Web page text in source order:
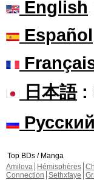
English
Español
日本語:
Русский
Top BDs / Manga
Amilova
Hémisphères
Connection Sethxfaye